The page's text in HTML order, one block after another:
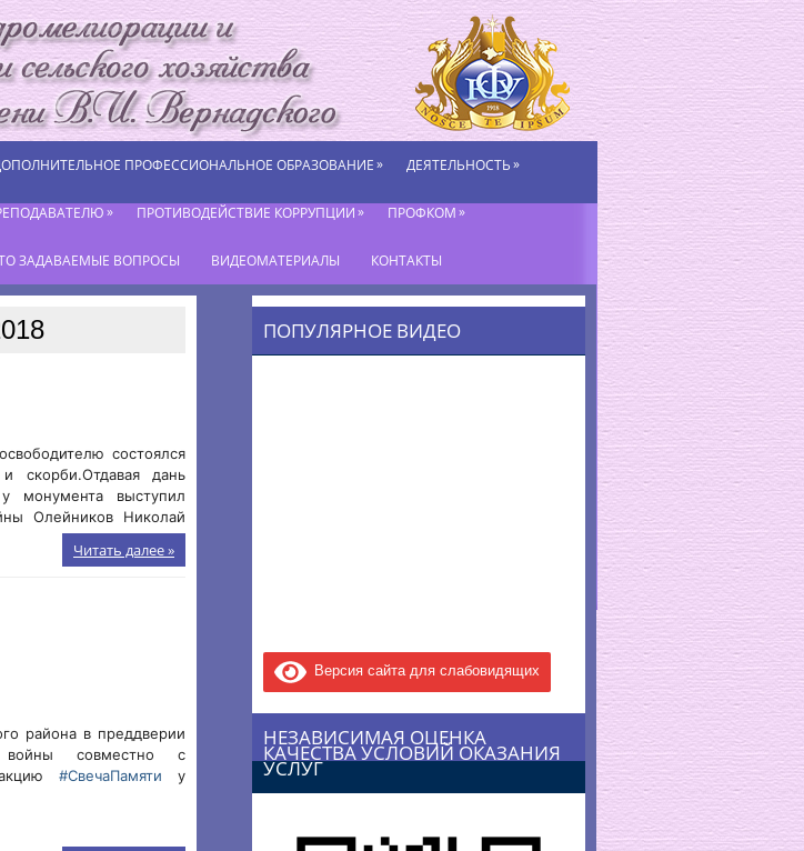
ПРОФЕССИОНАЛЬНОЕ ОБРАЗОВАНИЕ» ДЕЯТЕЛЬНОСТЬ»
» ПРОТИВОДЕЙСТВИЕ КОРРУПЦИИ» ПРОФКОМ»
ЗАДАВАЕМЫЕ ВОПРОСЫ ВИДЕОМАТЕРИАЛЫ КОНТАКТЫ
состоялся
скорби.Отдавая дань
монумента выступил
Олейников Николай
Читать далее »
района в преддверии
войны совместно с
#СвечаПамяти у
ПОПУЛЯРНОЕ ВИДЕО
Версия сайта для слабовидящих
НЕЗАВИСИМАЯ ОЦЕНКА
КАЧЕСТВА УСЛОВИЙ ОКАЗАНИЯ
УСЛУГ